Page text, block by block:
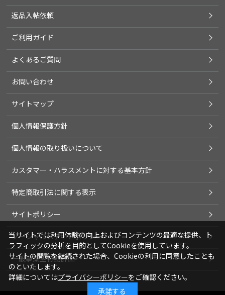
返品入帖依頼
ご利用ガイド
よくあるご質問
お問い合わせ
サイトマップ
個人情報保護方針
個人情報の取り扱いについて
カスタマー・ハラスメントに対する基本方針
特定商取引法に関する表示
サイトポリシー
ソーシャルメディアポリシー
一般事業主行動計画
当サイトでは利用体験の向上およびコンテンツの最適な提供、ト
ラフィックの分析を目的としてCookieを使用しています。
サイトの閲覧を継続された場合、Cookieの利用に同意したことも
のといたします。
詳細についてはプライバシーポリシーをご確認ください。
承諾する